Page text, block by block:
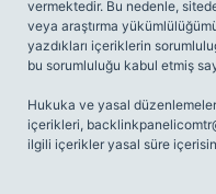
vermektedir. Bu nedenle,
veya araştırma
yazdıkları içeriklerin
bu sorumluluğu kabul etmiş
Hukuka ve yasal
içerikleri,
ilgili içerikler yasal süre